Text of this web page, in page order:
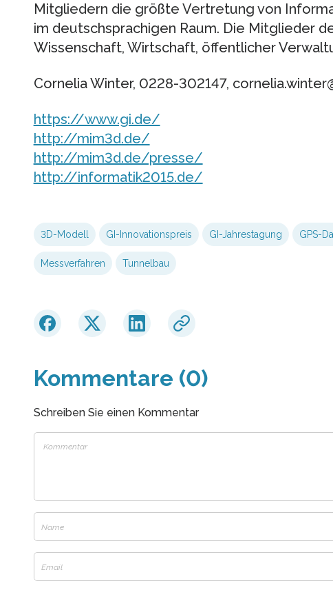
Mitgliedern die größte Vertretung von
im deutschsprachigen Raum. Die Mitglieder
Wissenschaft, Wirtschaft, öffentlicher
Cornelia Winter, 0228-302147,
https://www.gi.de/
http://mim3d.de/
http://mim3d.de/presse/
http://informatik2015.de/
3D-Modell GI-Innovationspreis GI-Jahrestagung GPS-
Messverfahren Tunnelbau
Kommentare (0)
Schreiben Sie einen Kommentar